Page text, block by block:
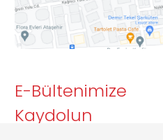
E-Bültenimize
Kaydolun